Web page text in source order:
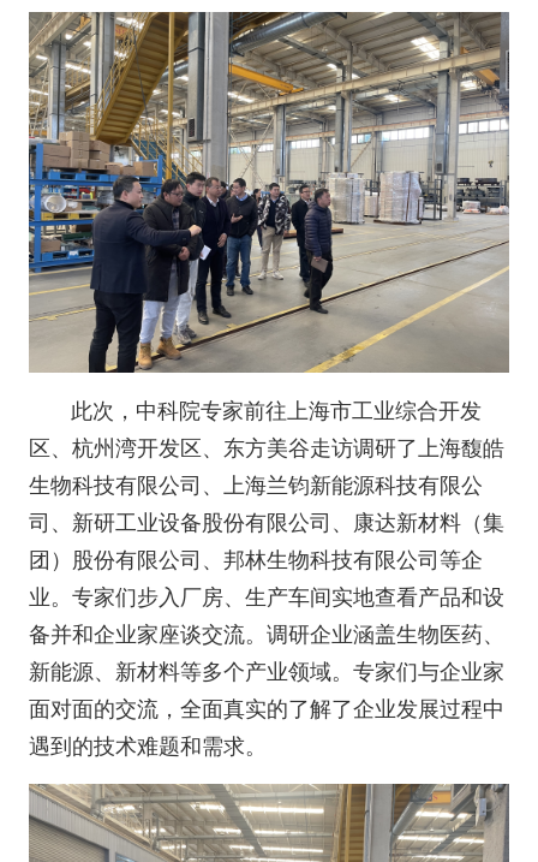
此次，中科院专家前往上海市工业综合开发
区、杭州湾开发区、东方美谷走访调研了上海馥皓
生物科技有限公司、上海兰钧新能源科技有限公
司、新研工业设备股份有限公司、康达新材料（集
团）股份有限公司、邦林生物科技有限公司等企
业。专家们步入厂房、生产车间实地查看产品和设
备并和企业家座谈交流。调研企业涵盖生物医药、
新能源、新材料等多个产业领域。专家们与企业家
面对面的交流，全面真实的了解了企业发展过程中
遇到的技术难题和需求。